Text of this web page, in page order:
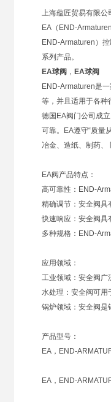
上海蕴匠贸易有限
EA（END-
END-Armaturen）
系列产品。
EA球阀 ， EA球阀
END-Armaturen是
等，并且适用于各种
德国EA阀门公司成
可靠。EA遵守“质量
冶金、造纸、制药
EA阀产品特点：
高可靠性：END-
精确调节：安全阀具
快速响应：安全阀具
多种规格：END-
应用领域：
工业领域：安全阀广
水处理：安全阀可用
锅炉领域：安全阀是
产品型号：
EA，END-
EA，END-